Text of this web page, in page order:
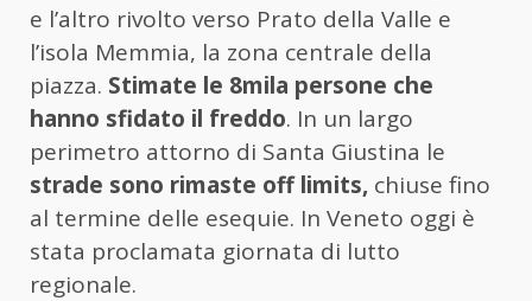
e l’altro rivolto verso Prato della Valle e
l’isola Memmia, la zona centrale della
piazza. Stimate le 8mila persone che
hanno sfidato il freddo. In un largo
perimetro attorno di Santa Giustina le
strade sono rimaste off limits, chiuse fino
al termine delle esequie. In Veneto oggi è
stata proclamata giornata di lutto
regionale.